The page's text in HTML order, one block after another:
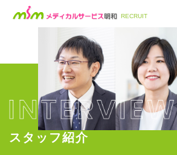
RECRUIT
スタッフ紹介